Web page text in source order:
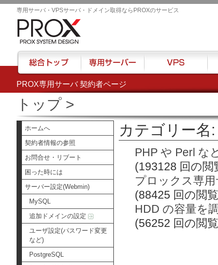
PROX専用サーバ 契約者ページ
専用サーバ・VPSサーバ・ドメイン取得ならPROXのサービス
トップ>
ホームへ
契約者情報の参照
お問合せ・リブート
困った時には
サーバー設定(Webmin)
MySQL
追加ドメインの設定
ユーザ設定(パスワード変更
など)
PostgreSQL
カテゴリー名
PHP や Perl な
(193128 回の閲
プロックス専
(88425 回の閲
HDD の容量を
(56252 回の閲
総合トップ 専用サーバー VPS ハ